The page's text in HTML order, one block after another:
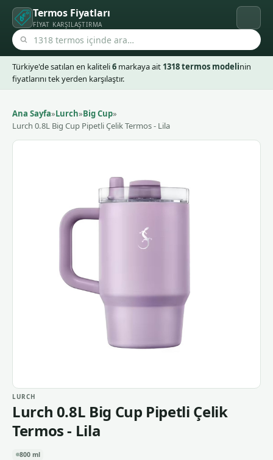
Termos Fiyatları
FIYAT KARŞILAŞTIRMA
Türkiye'de satılan en kaliteli6 markaya ait 1318 termos modelinin
fiyatlarını tek yerden karşılaştır.
Ana Sayfa»Lurch»Big Cup»
Lurch 0.8L Big Cup Pipetli Çelik Termos - Lila
LURCH
Lurch 0.8L Big Cup Pipetli Çelik
Termos - Lila
800 ml